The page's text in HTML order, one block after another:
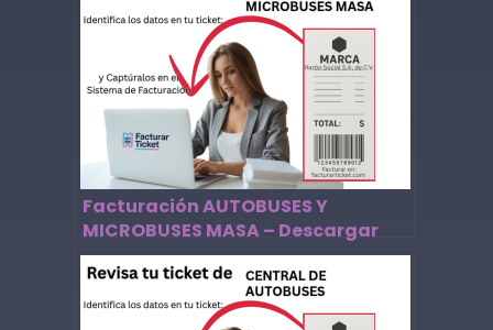
Facturación AUTOBUSES Y
MICROBUSES MASA – Descargar
Factura